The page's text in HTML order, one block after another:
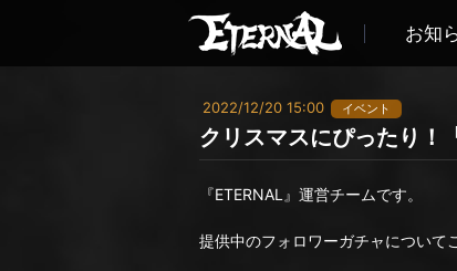
お知
2022/12/20 15:00 イベント
クリスマスにぴったり！
『ETERNAL』運営チームです。
提供中のフォロワーガチャについて